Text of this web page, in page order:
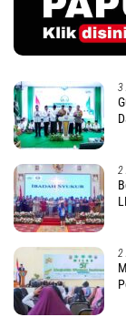
3
2
2